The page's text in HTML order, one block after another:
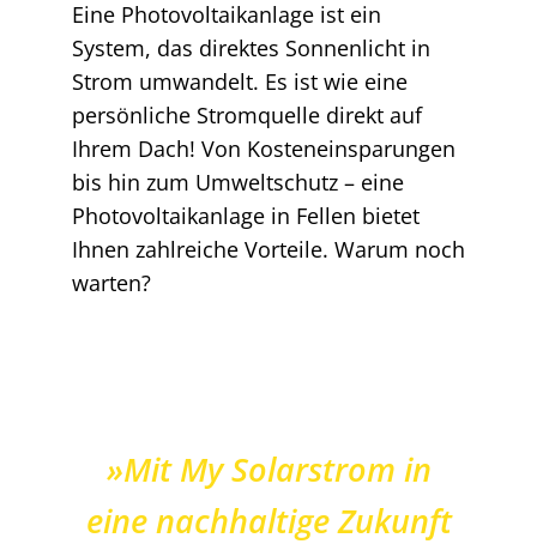
Eine Photovoltaikanlage ist ein
System, das direktes Sonnenlicht in
Strom umwandelt. Es ist wie eine
persönliche Stromquelle direkt auf
Ihrem Dach! Von Kosteneinsparungen
bis hin zum Umweltschutz – eine
Photovoltaikanlage in Fellen bietet
Ihnen zahlreiche Vorteile. Warum noch
warten?
»Mit My Solarstrom in
eine nachhaltige Zukunft